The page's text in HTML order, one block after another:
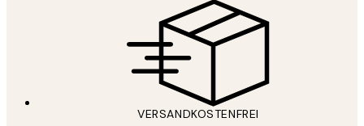
VERSANDKOSTENFREI